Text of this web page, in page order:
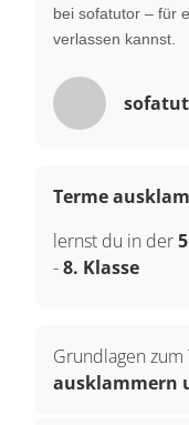
bei sofatutor – für
verlassen kannst.
Terme
lernst du in der
-8. Klasse
Grundlagen zum
ausklammern